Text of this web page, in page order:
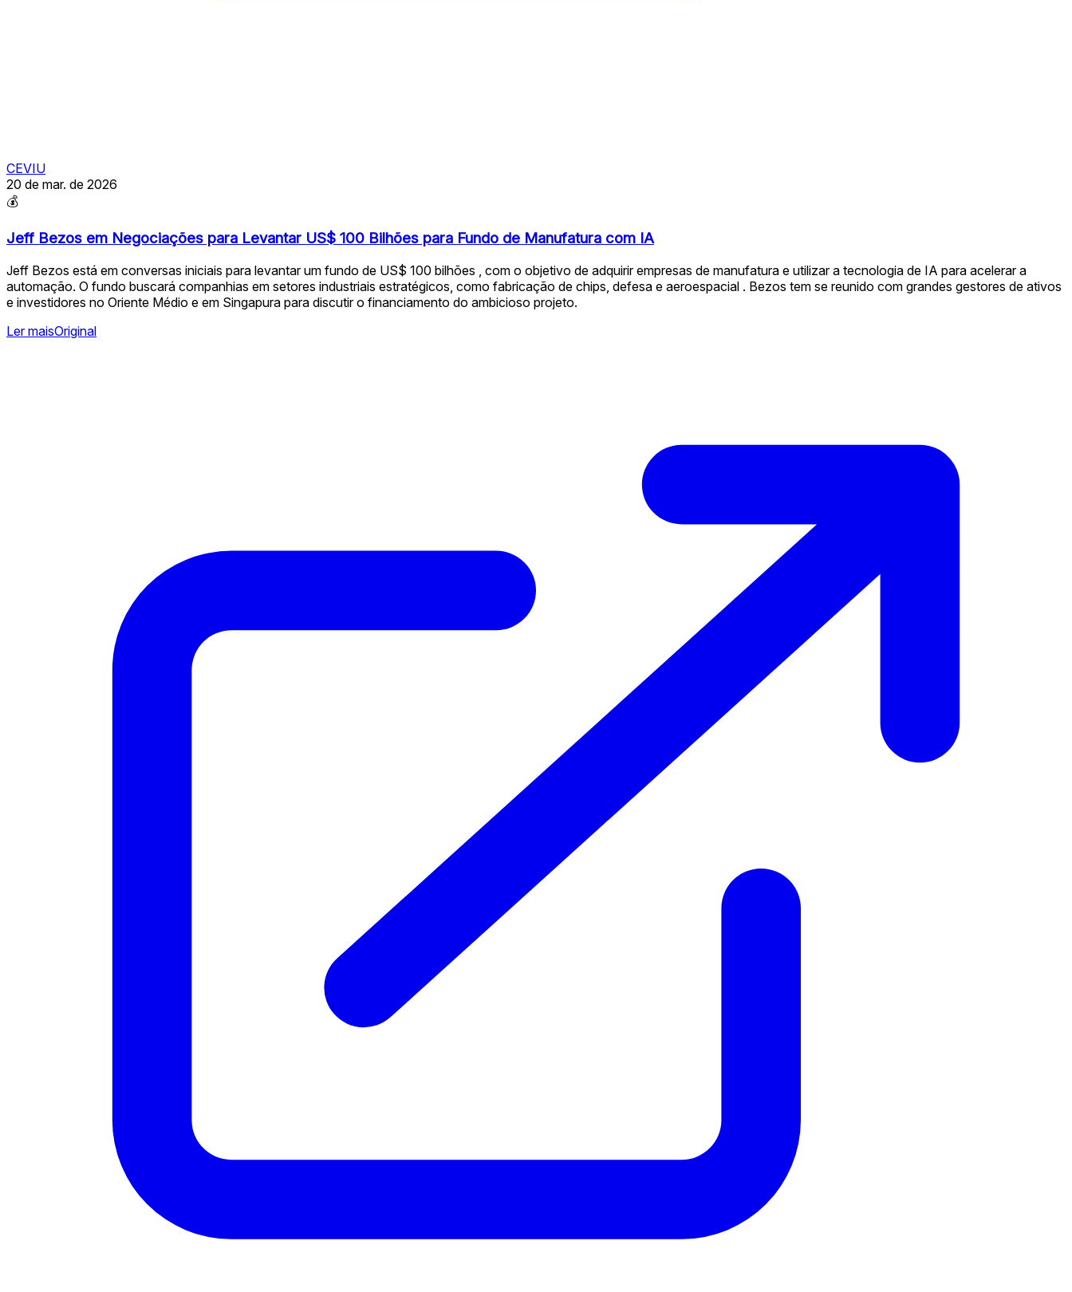
CEVIU
20 de mar. de 2026
💰
Jeff Bezos em Negociações para Levantar US$ 100 Bilhões para Fundo de Manufatura com IA
Jeff Bezos está em conversas iniciais para levantar um fundo de US$ 100 bilhões , com o objetivo de adquirir empresas de manufatura e utilizar a tecnologia de IA para acelerar a
automação. O fundo buscará companhias em setores industriais estratégicos, como fabricação de chips, defesa e aeroespacial . Bezos tem se reunido com grandes gestores de ativos
e investidores no Oriente Médio e em Singapura para discutir o financiamento do ambicioso projeto.
Ler maisOriginal